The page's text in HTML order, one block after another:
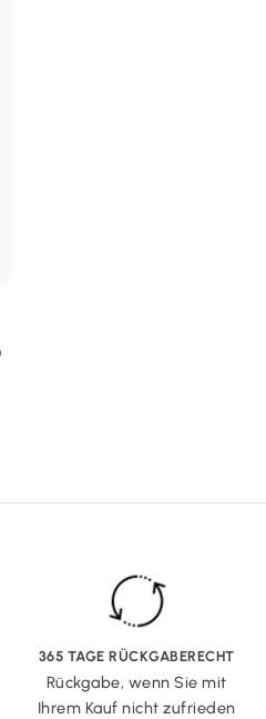
365 TAGE RÜCKGABERECHT
Rückgabe, wenn Sie mit
Ihrem Kauf nicht zufrieden